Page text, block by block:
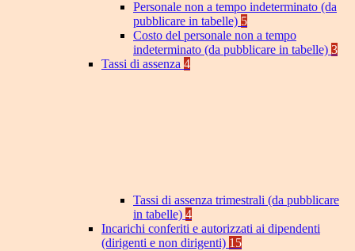
Personale non a tempo indeterminato (da
pubblicare in tabelle) 5
Costo del personale non a tempo
indeterminato (da pubblicare in tabelle) 3
Tassi di assenza 4
Tassi di assenza trimestrali (da pubblicare
in tabelle) 4
Incarichi conferiti e autorizzati ai dipendenti
(dirigenti e non dirigenti) 15